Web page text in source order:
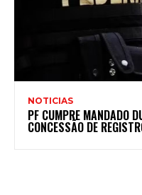
NOTICIAS
PF CUMPRE MANDADO
CONCESSÃO DE